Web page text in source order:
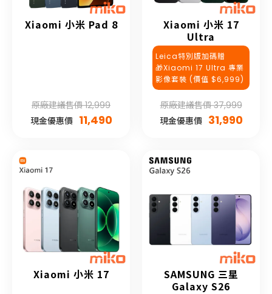
Xiaomi 小米 Pad 8
原廠建議售價 12,999
現金優惠價 11,490
Xiaomi 小米 17
Ultra
Leica特別版加碼贈
🎁Xiaomi 17 Ultra 專業
影像套裝 (價值 $6,999)
原廠建議售價 37,999
現金優惠價 31,990
Xiaomi 小米 17
SAMSUNG 三星
Galaxy S26